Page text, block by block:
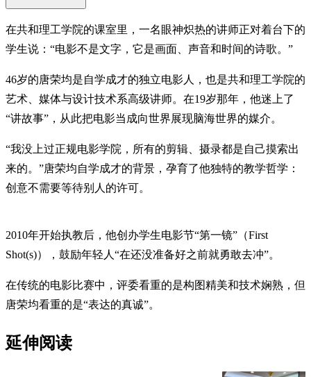
在共和理工学院的课室里，一名眼神炽热的讲师正对着台下的
学生说：“电影不是文字，它是画面、声音和时间的诗歌。”
46岁的唐荣均是自学成才的独立电影人，也是共和理工学院的
艺术、媒体与设计技术系高级讲师。在19岁那年，他迷上了
“讲故事”，从此把电影当成向世界展现脑海世界的媒介。
“我没上过正规电影学院，所有的剪辑、摄录都是自己摸索出
来的。”唐荣均自学成才的背景，孕育了他独特的教学哲学：
创意不需要等待别人的许可。
2010年开始执教后，他创办学生电影节“第一镜”（First
Shot(s)），鼓励年轻人“在还没准备好之前就勇敢去冲”。
在传统的电影比赛中，评委看重的是构图精美和技术娴熟，但
唐荣均看重的是“表达的真诚”。
延伸阅读